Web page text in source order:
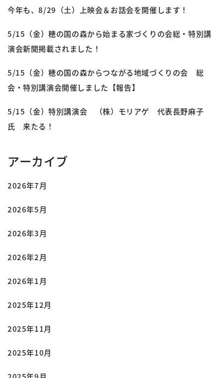
今年も、8/29（土）上映会＆お話会を開催します！
5/15（金）穂の国の森から始まる家づくりの会総・特別講
演会新聞掲載されました！
5/15（金）穂の国の森からつながる地域づくりの会 総
会・特別講演会開催しました【報告】
5/15（金）特別講演会 （株）モリアゲ 代表長野麻子
氏 来たる！
アーカイブ
2026年7月
2026年5月
2026年3月
2026年2月
2026年1月
2025年12月
2025年11月
2025年10月